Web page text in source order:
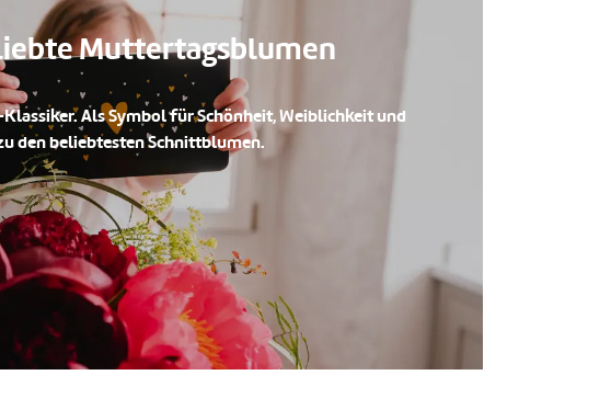
Muttertagsblumen
Als Symbol für Schönheit, Weiblichkeit und
den beliebtesten Schnittblumen.